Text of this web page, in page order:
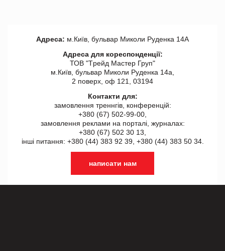
Адреса: м.Київ, бульвар Миколи Руденка 14А
Адреса для кореспонденції:
ТОВ "Tрейд Мастер Груп"
м.Київ, бульвар Миколи Руденка 14а,
2 поверх, оф 121, 03194
Контакти для:
замовлення треннгів, конференцій:
+380 (67) 502-99-00,
замовлення реклами на порталі, журналах:
+380 (67) 502 30 13,
інші питання: +380 (44) 383 92 39, +380 (44) 383 50 34.
написати нам